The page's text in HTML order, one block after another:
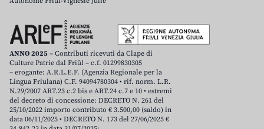
ANNO 2025 – Contributi ricevuti da Clape di
Culture Patrie dal Friûl – c.f. 01299830305
– erogante: A.R.L.E.F. (Agenzia Regionale per la
Lingua Friulana) C.F. 94094780304 • rif. norm. L.R.
N.29/2007 ART.23 c.2 bis e ART.24 c.7 e 10 • estremi
del decreto di concessione: DECRETO N. 261 del
25/10/2022 importo contributo € 3.500,00 (saldo) in
data 06/11/2025 • DECRETO N. 173 del 27/06/2025 €